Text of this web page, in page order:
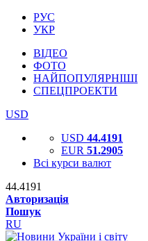
РУС
УКР
ВІДЕО
ФОТО
НАЙПОПУЛЯРНІШІ
СПЕЦПРОЕКТИ
USD
USD 44.4191
EUR 51.2905
Всі курси валют
44.4191
Авторизація
Пошук
RU